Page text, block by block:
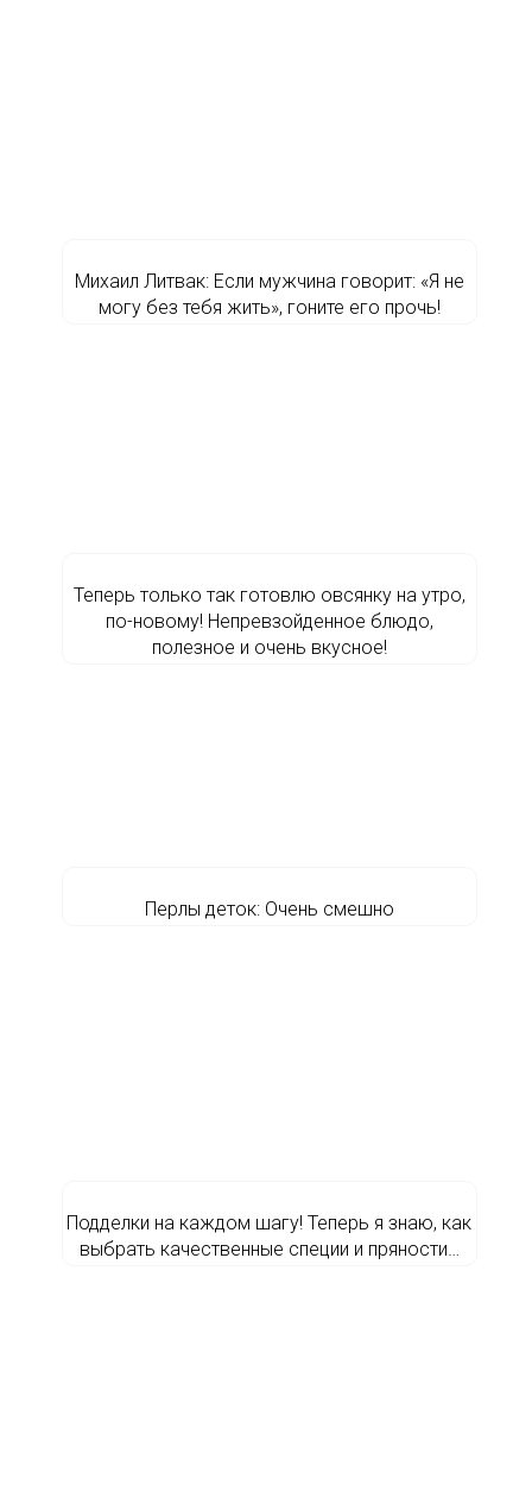
Михаил Литвак: Если мужчина говорит: «Я не
могу без тебя жить», гоните его прочь!
Теперь только так готовлю овсянку на утро,
по-новому! Непревзойденное блюдо,
полезное и очень вкусное!
Перлы деток: Очень смешно
Подделки на каждом шагу! Теперь я знаю, как
выбрать качественные специи и пряности…